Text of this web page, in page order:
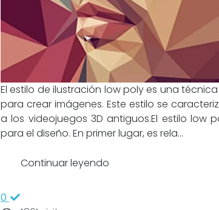
El estilo de ilustración low poly es una
para crear imágenes. Este estilo se
a los videojuegos 3D antiguos.El estilo
para el diseño. En primer lugar, es rela...
Continuar leyendo
0